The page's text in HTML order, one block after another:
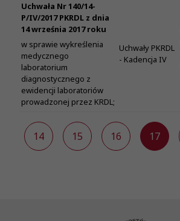
Uchwała Nr 140/14-
P/IV/2017 PKRDL z dnia
14 września 2017 roku
w sprawie wykreślenia
medycznego
laboratorium
diagnostycznego z
ewidencji laboratoriów
prowadzonej przez KRDL;
Uchwały PKRDL
- Kadencja IV
14 15 16 17